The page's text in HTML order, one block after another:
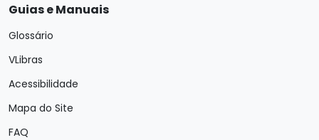
Guias e Manuais
Glossário
VLibras
Acessibilidade
Mapa do Site
FAQ